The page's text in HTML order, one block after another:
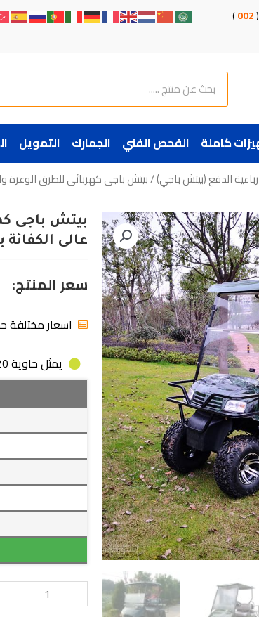
002
)
Search
كاملة الفحص الفني الجمارك التمويل
الدفع (بيتش باجي)/ بيتش باجى كهربائى للطرق الوعرة
بيتش باجى
عالى الكفائة
سعر المنتج:
اسعار مختلفة
يمثل حاوية 20 قدم
بيتش
باجى
للطرق
الوعرة
بأربع
عجلات
عالى
الكفائة